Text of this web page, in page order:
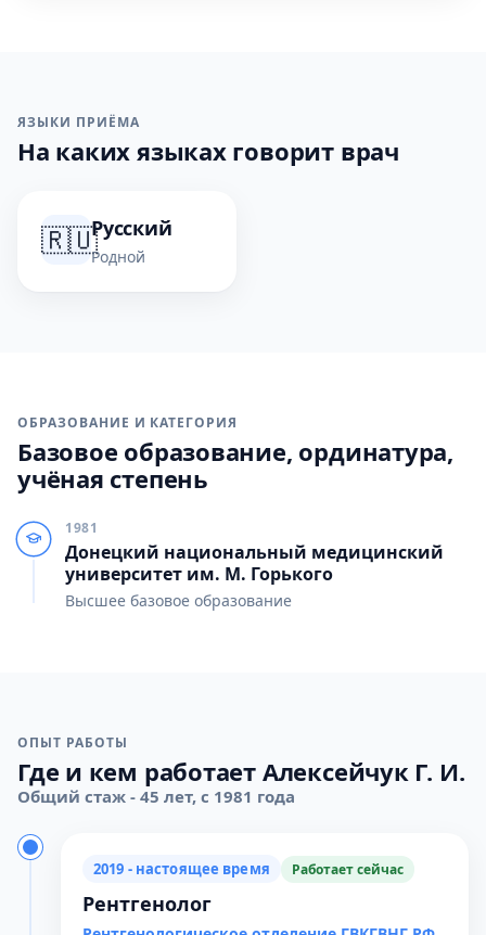
ЯЗЫКИ ПРИЁМА
На каких языках говорит врач
🇷🇺Русский
Родной
ОБРАЗОВАНИЕ И КАТЕГОРИЯ
Базовое образование, ординатура,
учёная степень
1981
Донецкий национальный медицинский
университет им. М. Горького
Высшее базовое образование
ОПЫТ РАБОТЫ
Где и кем работает Алексейчук Г. И.
Общий стаж - 45 лет, с 1981 года
2019 - настоящее время Работает сейчас
Рентгенолог